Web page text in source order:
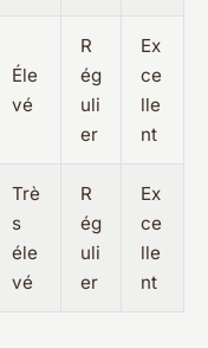
Éle
vé
R
ég
uli
er
Ex
ce
lle
nt
Trè
s
éle
vé
R
ég
uli
er
Ex
ce
lle
nt